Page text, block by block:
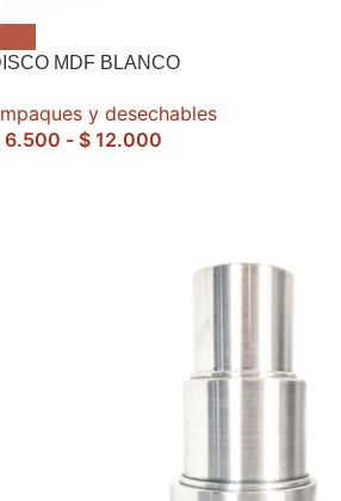
MDF BLANCO
y desechables
6.500 - $ 12.000